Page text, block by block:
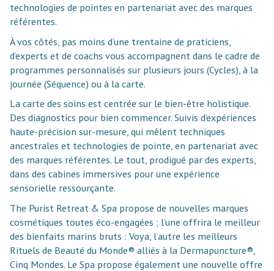
technologies de pointes en partenariat avec des marques
référentes.
À vos côtés, pas moins d’une trentaine de praticiens,
d’experts et de coachs vous accompagnent dans le cadre de
programmes personnalisés sur plusieurs jours (Cycles), à la
journée (Séquence) ou à la carte.
La carte des soins est centrée sur le bien-être holistique.
Des diagnostics pour bien commencer. Suivis d’expériences
haute-précision sur-mesure, qui mêlent techniques
ancestrales et technologies de pointe, en partenariat avec
des marques référentes. Le tout, prodigué par des experts,
dans des cabines immersives pour une expérience
sensorielle ressourçante.
The Purist Retreat & Spa propose de nouvelles marques
cosmétiques toutes éco-engagées ; l’une offrira le meilleur
des bienfaits marins bruts : Voya, l’autre les meilleurs
Rituels de Beauté du Monde® alliés à la Dermapuncture®,
Cinq Mondes. Le Spa propose également une nouvelle offre